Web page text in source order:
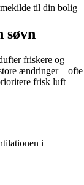
til din bolig
søvn
friskere og
ændringer – ofte
frisk luft
i